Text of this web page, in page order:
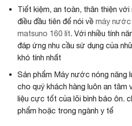
Tiết kiệm, an toàn, thân thiện
điều đầu tiên để nói về máy
matsuno 160 lít. Với nhiều tính
đáp ứng nhu cầu sử dụng của
khó tính nhất
Sản phẩm Máy nước nóng năng
cho quý khách hàng luôn an tâm
liệu cực tốt của lõi bình bảo ôn.
phẩm hoặc trong ngành y tế